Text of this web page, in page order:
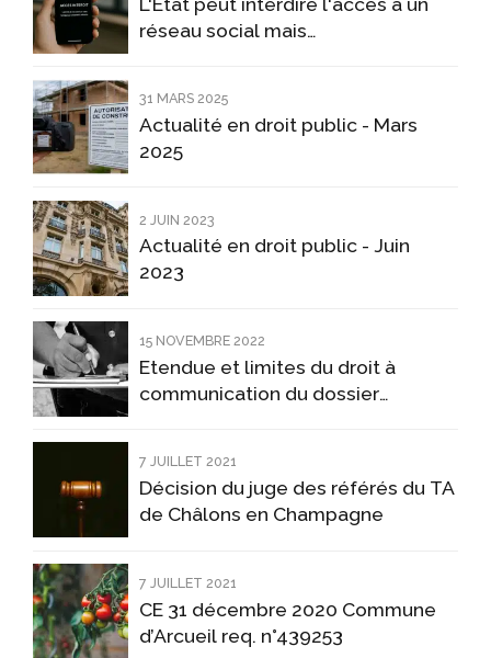
réseau social mais
31 MARS 2025
Actualité en droit public - Mars
2025
2 JUIN 2023
Actualité en droit public - Juin
2023
15 NOVEMBRE 2022
Etendue et limites du droit à
communication du dossier
7 JUILLET 2021
Décision du juge des référés du TA
de Châlons en Champagne
7 JUILLET 2021
CE 31 décembre 2020 Commune
d’Arcueil req. n°439253